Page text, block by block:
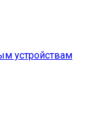
устройствам